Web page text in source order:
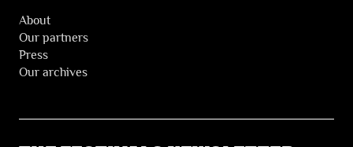
About
Our partners
Press
Our archives